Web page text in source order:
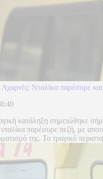
Αχαρνές: Νταλίκα παρέσυρε
κατάληξη σημειώθηκε
παρέσυρε πεζή, με
της. Το τραγικό